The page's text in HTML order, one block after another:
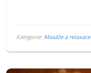
Kategorie: Masáže a relaxace